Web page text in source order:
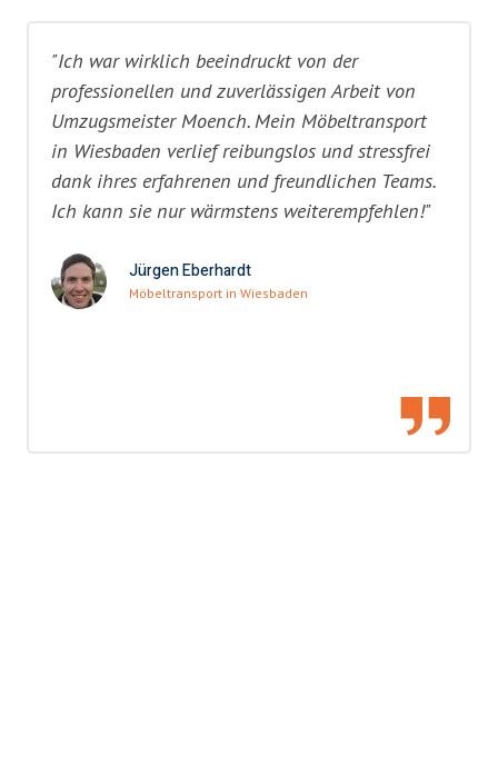
"Ich war wirklich beeindruckt von der
professionellen und zuverlässigen Arbeit von
Umzugsmeister Moench. Mein Möbeltransport
in Wiesbaden verlief reibungslos und stressfrei
dank ihres erfahrenen und freundlichen Teams.
Ich kann sie nur wärmstens weiterempfehlen!"
Jürgen Eberhardt
Möbeltransport in Wiesbaden